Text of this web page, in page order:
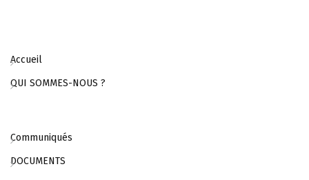
Accueil
QUI SOMMES-NOUS ?
Communiqués
DOCUMENTS